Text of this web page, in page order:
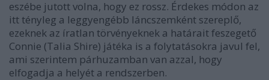
eszébe jutott volna, hogy ez rossz. Érdekes módon az
itt tényleg a leggyengébb láncszemként szereplő,
ezeknek az íratlan törvényeknek a határait feszegető
Connie (Talia Shire) játéka is a folytatásokra javul fel,
ami szerintem párhuzamban van azzal, hogy
elfogadja a helyét a rendszerben.